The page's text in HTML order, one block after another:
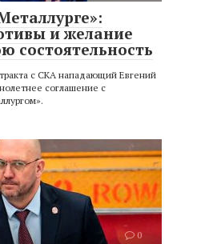
и желание
состоятельность
с СКА нападающий Евгений
соглашение с
0